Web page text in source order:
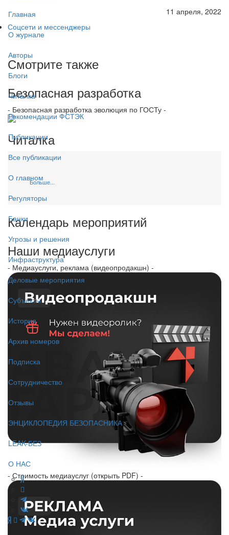
Главная
О журнале
Авторы
Блоги
Читалка
Рекомендации ФСТЭК
Публикации
Все публикации
О главном
Регуляторы
Банки
Угрозы и решения
Инфраструктура
Деловые мероприятия
Субъекты
История
Архив номеров
Подписка
Сотрудничество
Отзывы
ЭНЦИКЛОПЕДИЯ БЕЗОПАСНИКА
LEAK-БЕЗ
О НАС
11 апреля, 2022
Соцсети и мессенджеры
Смотрите также
Безопасная разработка
- Безопасная разработка эволюция по ГОСТу -
Читалка
Больше...
Календарь мероприятий
Наши медиауслуги
- Медиауслуги, реклама (видеопродакшн) -
- Стоимость медиауслуг (открыть PDF) -